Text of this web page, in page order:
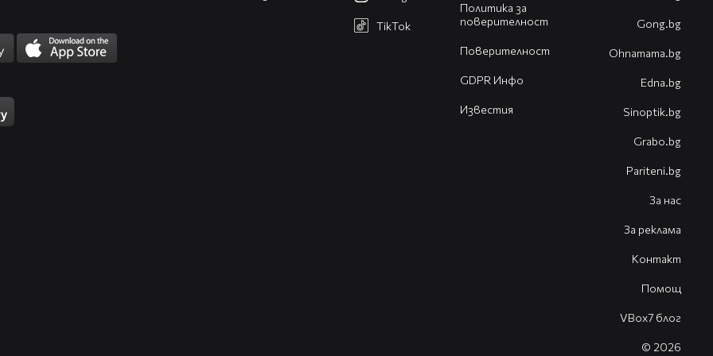
Политика за
поверителност
Поверителност
GDPR Инфо
Известия
TikTok Gong.bg
Оhnamama.bg
Edna.bg
Sinoptik.bg
Grabo.bg
Pariteni.bg
За нас
За реклама
Контакт
Помощ
VBox7 блог
© 2026